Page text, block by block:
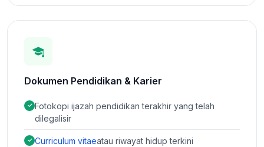
Dokumen Pendidikan & Karier
Fotokopi ijazah pendidikan terakhir yang telah
dilegalisir
Curriculum vitaeatau riwayat hidup terkini